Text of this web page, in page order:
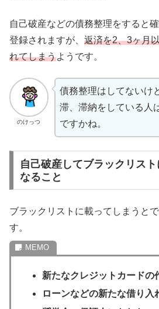
自己破産などの債務整理をすると
登録されますが、 返済を2、3ヶ月
れてしまうようです。
のけっつ
債務整理はしてないけ
滞、滞納をしている人
ですかね。
自己破産してブラックリス
なること
ブラックリストに載ってしまうと
す。
新たなクレジットカードの
ローンなどの新たな借り入